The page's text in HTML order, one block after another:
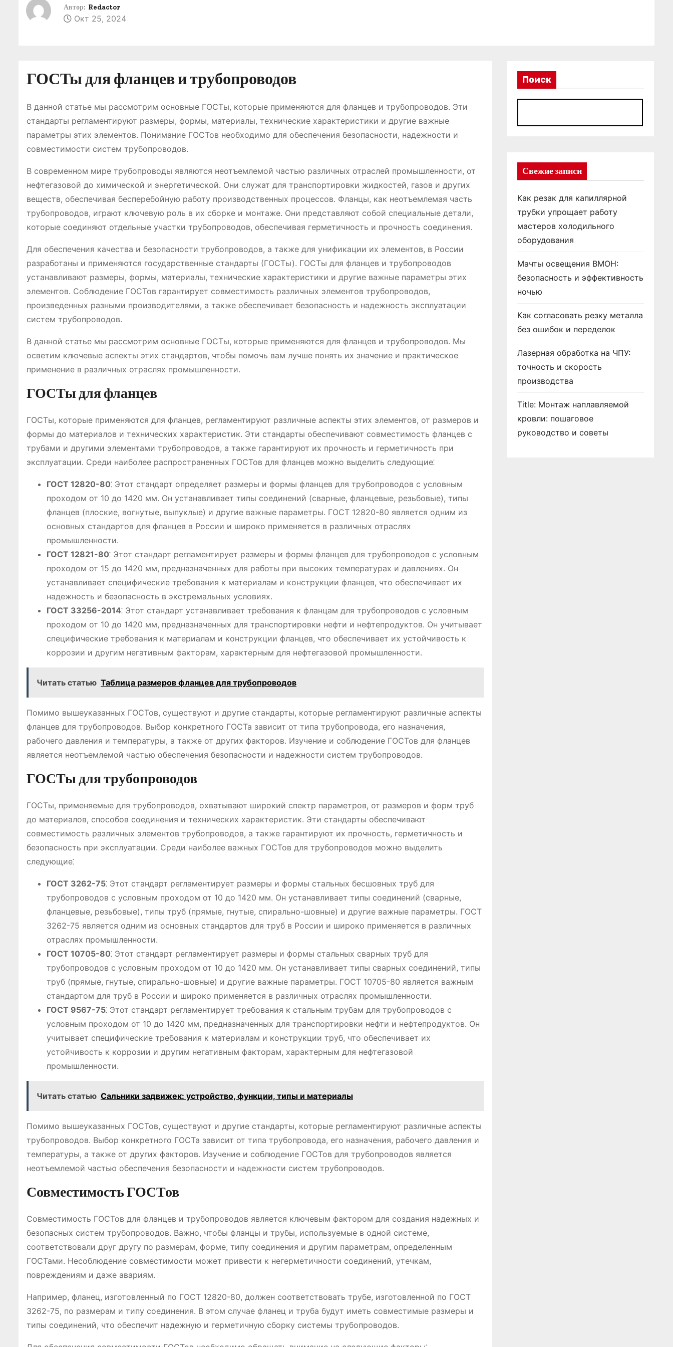
Автор: Redactor
Окт 25, 2024
ГОСТы для фланцев и трубопроводов
В данной статье мы рассмотрим основные ГОСТы, которые применяются для фланцев и трубопроводов. Эти
стандарты регламентируют размеры, формы, материалы, технические характеристики и другие важные
параметры этих элементов. Понимание ГОСТов необходимо для обеспечения безопасности, надежности и
совместимости систем трубопроводов.
В современном мире трубопроводы являются неотъемлемой частью различных отраслей промышленности, от
нефтегазовой до химической и энергетической. Они служат для транспортировки жидкостей, газов и других
веществ, обеспечивая бесперебойную работу производственных процессов. Фланцы, как неотъемлемая часть
трубопроводов, играют ключевую роль в их сборке и монтаже. Они представляют собой специальные детали,
которые соединяют отдельные участки трубопроводов, обеспечивая герметичность и прочность соединения.
Для обеспечения качества и безопасности трубопроводов, а также для унификации их элементов, в России
разработаны и применяются государственные стандарты (ГОСТы). ГОСТы для фланцев и трубопроводов
устанавливают размеры, формы, материалы, технические характеристики и другие важные параметры этих
элементов. Соблюдение ГОСТов гарантирует совместимость различных элементов трубопроводов,
произведенных разными производителями, а также обеспечивает безопасность и надежность эксплуатации
систем трубопроводов.
В данной статье мы рассмотрим основные ГОСТы, которые применяются для фланцев и трубопроводов. Мы
осветим ключевые аспекты этих стандартов, чтобы помочь вам лучше понять их значение и практическое
применение в различных отраслях промышленности.
ГОСТы для фланцев
ГОСТы, которые применяются для фланцев, регламентируют различные аспекты этих элементов, от размеров и
формы до материалов и технических характеристик. Эти стандарты обеспечивают совместимость фланцев с
трубами и другими элементами трубопроводов, а также гарантируют их прочность и герметичность при
эксплуатации. Среди наиболее распространенных ГОСТов для фланцев можно выделить следующие⁚
ГОСТ 12820-80⁚ Этот стандарт определяет размеры и формы фланцев для трубопроводов с условным
проходом от 10 до 1420 мм. Он устанавливает типы соединений (сварные, фланцевые, резьбовые), типы
фланцев (плоские, вогнутые, выпуклые) и другие важные параметры. ГОСТ 12820-80 является одним из
основных стандартов для фланцев в России и широко применяется в различных отраслях
промышленности.
ГОСТ 12821-80⁚ Этот стандарт регламентирует размеры и формы фланцев для трубопроводов с условным
проходом от 15 до 1420 мм, предназначенных для работы при высоких температурах и давлениях. Он
устанавливает специфические требования к материалам и конструкции фланцев, что обеспечивает их
надежность и безопасность в экстремальных условиях.
ГОСТ 33256-2014⁚ Этот стандарт устанавливает требования к фланцам для трубопроводов с условным
проходом от 10 до 1420 мм, предназначенных для транспортировки нефти и нефтепродуктов. Он учитывает
специфические требования к материалам и конструкции фланцев, что обеспечивает их устойчивость к
коррозии и другим негативным факторам, характерным для нефтегазовой промышленности.
Читать статью Таблица размеров фланцев для трубопроводов
Помимо вышеуказанных ГОСТов, существуют и другие стандарты, которые регламентируют различные аспекты
фланцев для трубопроводов. Выбор конкретного ГОСТа зависит от типа трубопровода, его назначения,
рабочего давления и температуры, а также от других факторов. Изучение и соблюдение ГОСТов для фланцев
является неотъемлемой частью обеспечения безопасности и надежности систем трубопроводов.
ГОСТы для трубопроводов
ГОСТы, применяемые для трубопроводов, охватывают широкий спектр параметров, от размеров и форм труб
до материалов, способов соединения и технических характеристик. Эти стандарты обеспечивают
совместимость различных элементов трубопроводов, а также гарантируют их прочность, герметичность и
безопасность при эксплуатации. Среди наиболее важных ГОСТов для трубопроводов можно выделить
следующие⁚
ГОСТ 3262-75⁚ Этот стандарт регламентирует размеры и формы стальных бесшовных труб для
трубопроводов с условным проходом от 10 до 1420 мм. Он устанавливает типы соединений (сварные,
фланцевые, резьбовые), типы труб (прямые, гнутые, спирально-шовные) и другие важные параметры. ГОСТ
3262-75 является одним из основных стандартов для труб в России и широко применяется в различных
отраслях промышленности.
ГОСТ 10705-80⁚ Этот стандарт регламентирует размеры и формы стальных сварных труб для
трубопроводов с условным проходом от 10 до 1420 мм. Он устанавливает типы сварных соединений, типы
труб (прямые, гнутые, спирально-шовные) и другие важные параметры. ГОСТ 10705-80 является важным
стандартом для труб в России и широко применяется в различных отраслях промышленности.
ГОСТ 9567-75⁚ Этот стандарт регламентирует требования к стальным трубам для трубопроводов с
условным проходом от 10 до 1420 мм, предназначенных для транспортировки нефти и нефтепродуктов. Он
учитывает специфические требования к материалам и конструкции труб, что обеспечивает их
устойчивость к коррозии и другим негативным факторам, характерным для нефтегазовой
промышленности.
Читать статью Сальники задвижек: устройство, функции, типы и материалы
Помимо вышеуказанных ГОСТов, существуют и другие стандарты, которые регламентируют различные аспекты
трубопроводов. Выбор конкретного ГОСТа зависит от типа трубопровода, его назначения, рабочего давления и
температуры, а также от других факторов. Изучение и соблюдение ГОСТов для трубопроводов является
неотъемлемой частью обеспечения безопасности и надежности систем трубопроводов.
Совместимость ГОСТов
Совместимость ГОСТов для фланцев и трубопроводов является ключевым фактором для создания надежных и
безопасных систем трубопроводов. Важно, чтобы фланцы и трубы, используемые в одной системе,
соответствовали друг другу по размерам, форме, типу соединения и другим параметрам, определенным
ГОСТами. Несоблюдение совместимости может привести к негерметичности соединений, утечкам,
повреждениям и даже авариям.
Например, фланец, изготовленный по ГОСТ 12820-80, должен соответствовать трубе, изготовленной по ГОСТ
3262-75, по размерам и типу соединения. В этом случае фланец и труба будут иметь совместимые размеры и
типы соединений, что обеспечит надежную и герметичную сборку системы трубопроводов.
Поиск
Свежие записи
Как резак для капиллярной
трубки упрощает работу
мастеров холодильного
оборудования
Мачты освещения ВМОН:
безопасность и эффективность
ночью
Как согласовать резку металла
без ошибок и переделок
Лазерная обработка на ЧПУ:
точность и скорость
производства
Title: Монтаж наплавляемой
кровли: пошаговое
руководство и советы